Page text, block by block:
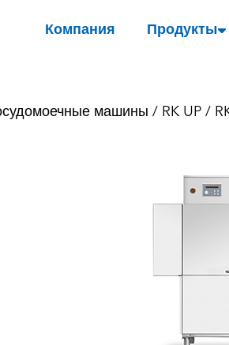
Компания Продукты
машины / RK UP /